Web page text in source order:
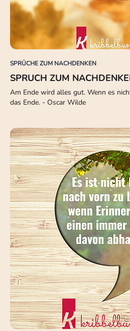
SPRÜCHE ZUM NACHDENKEN
SPRUCH ZUM
Am Ende wird alles gut. Wenn es
das Ende. - Oscar Wilde